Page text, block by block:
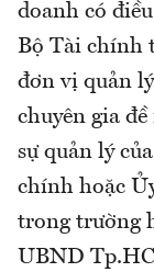
doanh có
Bộ Tài chính
đơn vị quản
chuyên gia
sự quản lý
chính hoặc
trong trường
UBND